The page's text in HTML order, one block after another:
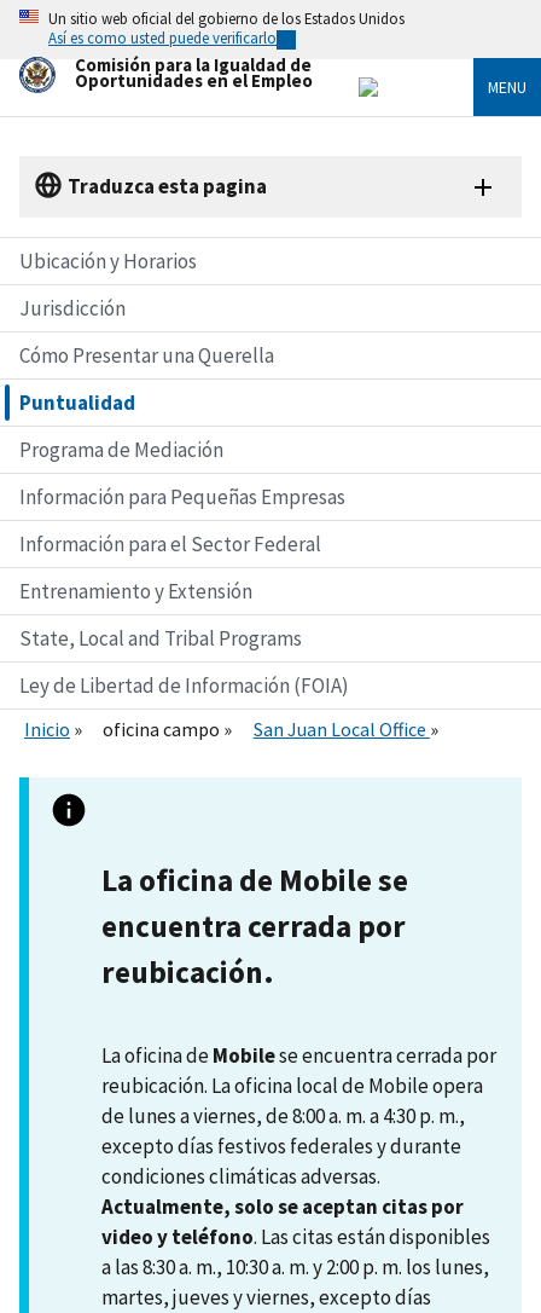
Skip
main
content
Un sitio web oficial del gobierno de los Estados Unidos
Así es como usted puede verificarlo
Comisión para la Igualdad de
Oportunidades en el Empleo MENU
Traduzca esta pagina
Ubicación y Horarios
Jurisdicción
Cómo Presentar una Querella
Puntualidad
Programa de Mediación
Información para Pequeñas Empresas
Información para el Sector Federal
Entrenamiento y Extensión
State, Local and Tribal Programs
Ley de Libertad de Información (FOIA)
Inicio oficina campo San Juan Local Office
La oficina de Mobile se
encuentra cerrada por
reubicación.
La oficina deMobilese encuentra cerrada por
reubicación. La oficina local de Mobile opera
de lunes a viernes, de 8:00 a. m. a 4:30 p. m.,
excepto días festivos federales y durante
condiciones climáticas adversas.
Actualmente, solo se aceptan citas por
video y teléfono. Las citas están disponibles
a las 8:30 a. m., 10:30 a. m. y 2:00 p. m. los lunes,
martes, jueves y viernes, excepto días